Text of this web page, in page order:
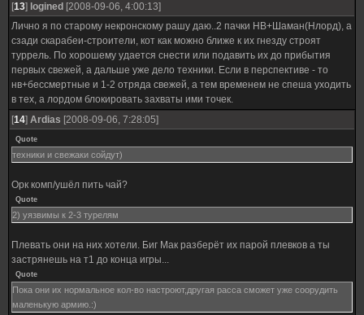
[13] logined [2008-09-06, 4:00:13]
Лично я по старому некронскому рашу даю..2 пачки НВ+Шаман(Нлорд), а
сзади скарабеи-строители, кот как можно ближе к их гнезду строят
туррель. По хорошему удается снести или подавить их до прибытия
первых свежей, а дальше уже дело техники. Если в перспективе - то
нв+бессмертные и 1-2 отряда свежей, а тем временем не спеша уходить
в тех, а лордом блокировать захваты ими точек.
[14] Ardias [2008-09-06, 7:28:05]
Quote
техники и свежаки сойдут)
Орк комп/ушёл пить чай?
Quote
2) уязвимы к 2-3 турелям
Плевать они на них хотели. Биг Мак разберёт их парой плевков а ты
застрянешь на т1 до конца игры...
Quote
Пока они их нормальное кол-во настроют,другая расса сможет уже соорудить
маленькую армию.:)